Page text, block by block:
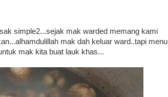
simple2...sejak mak warded memang kami
mak dah keluar ward..tapi menu
mak kita buat lauk khas...